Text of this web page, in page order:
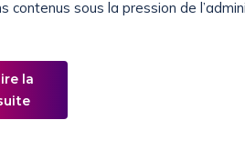
contenus sous la pression de
la